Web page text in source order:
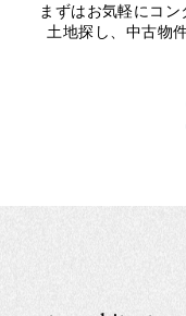
まずはお気軽にコン
土地探し、中古物